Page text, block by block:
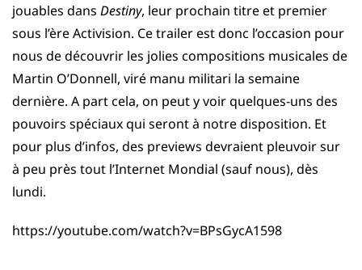
jouables dans Destiny, leur prochain titre et premier
sous l’ère Activision. Ce trailer est donc l’occasion pour
nous de découvrir les jolies compositions musicales de
Martin O’Donnell, viré manu militari la semaine
dernière. A part cela, on peut y voir quelques-uns des
pouvoirs spéciaux qui seront à notre disposition. Et
pour plus d’infos, des previews devraient pleuvoir sur
à peu près tout l’Internet Mondial (sauf nous), dès
lundi.
https://youtube.com/watch?v=BPsGycA1598